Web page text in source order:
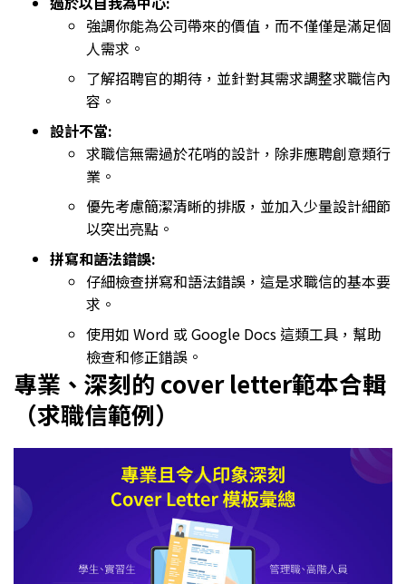
強調你能為公司帶來的價值，而不僅僅是滿足個
人需求。
了解招聘官的期待，並針對其需求調整求職信內
容。
設計不當:
求職信無需過於花哨的設計，除非應聘創意類行
業。
優先考慮簡潔清晰的排版，並加入少量設計細節
以突出亮點。
拼寫和語法錯誤:
仔細檢查拼寫和語法錯誤，這是求職信的基本要
求。
使用如 Word 或 Google Docs 這類工具，幫助
檢查和修正錯誤。
專業、深刻的 cover letter範本合輯
（求職信範例）